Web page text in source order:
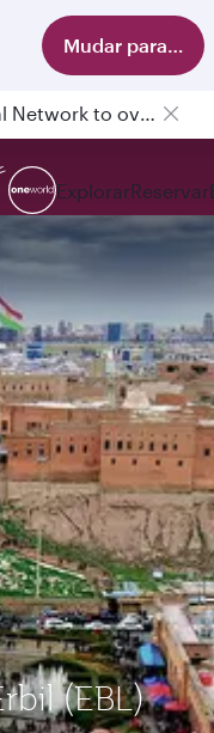
Mudar para app
Qatar Airways Expands Global Network to over 160 Destinations
ExplorarReservar
(EBL)